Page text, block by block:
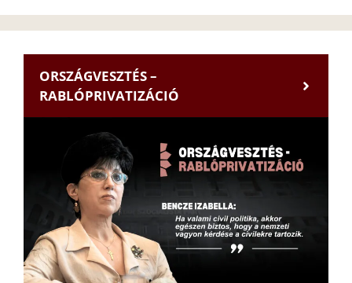
ORSZÁGVESZTÉS –
RABLÓPRIVATIZÁCIÓ